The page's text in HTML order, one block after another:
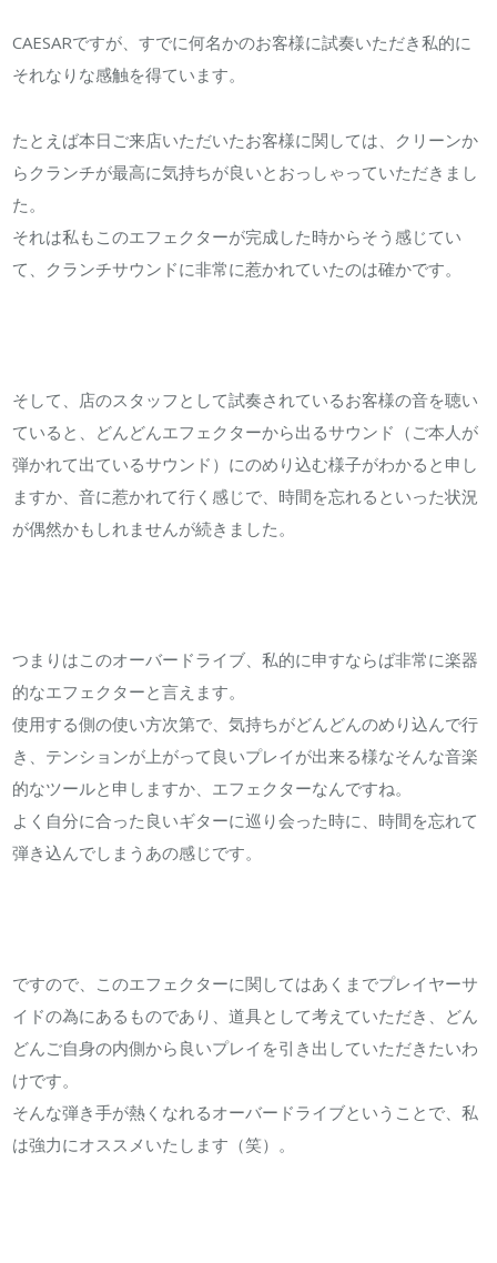
CAESARですが、すでに何名かのお客様に試奏いただき私的に
それなりな感触を得ています。
たとえば本日ご来店いただいたお客様に関しては、クリーンか
らクランチが最高に気持ちが良いとおっしゃっていただきまし
た。
それは私もこのエフェクターが完成した時からそう感じてい
て、クランチサウンドに非常に惹かれていたのは確かです。
そして、店のスタッフとして試奏されているお客様の音を聴い
ていると、どんどんエフェクターから出るサウンド（ご本人が
弾かれて出ているサウンド）にのめり込む様子がわかると申し
ますか、音に惹かれて行く感じで、時間を忘れるといった状況
が偶然かもしれませんが続きました。
つまりはこのオーバードライブ、私的に申すならば非常に楽器
的なエフェクターと言えます。
使用する側の使い方次第で、気持ちがどんどんのめり込んで行
き、テンションが上がって良いプレイが出来る様なそんな音楽
的なツールと申しますか、エフェクターなんですね。
よく自分に合った良いギターに巡り会った時に、時間を忘れて
弾き込んでしまうあの感じです。
ですので、このエフェクターに関してはあくまでプレイヤーサ
イドの為にあるものであり、道具として考えていただき、どん
どんご自身の内側から良いプレイを引き出していただきたいわ
けです。
そんな弾き手が熱くなれるオーバードライブということで、私
は強力にオススメいたします（笑）。